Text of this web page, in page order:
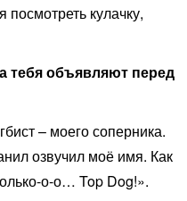
кулачку,
тебя объявляют перед
– моего соперника.
озвучил моё имя. Как
о-о… Top Dog!».